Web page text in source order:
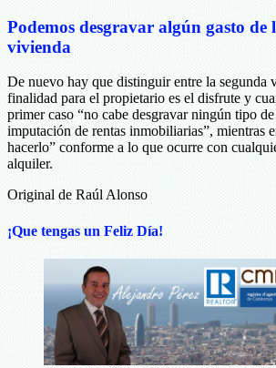
Podemos desgravar algún gasto de
vivienda
De nuevo hay que distinguir entre la segunda
finalidad para el propietario es el disfrute y
primer caso “no cabe desgravar ningún tipo de
imputación de rentas inmobiliarias”, mientras
hacerlo” conforme a lo que ocurre con
alquiler.
Original de Raúl Alonso
¡Que tengas un Feliz Día!